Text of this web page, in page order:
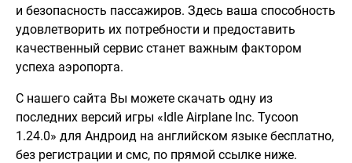
и безопасность пассажиров. Здесь ваша способность
удовлетворить их потребности и предоставить
качественный сервис станет важным фактором
успеха аэропорта.
С нашего сайта Вы можете скачать одну из
последних версий игры «Idle Airplane Inc. Tycoon
1.24.0» для Андроид на английском языке бесплатно,
без регистрации и смс, по прямой ссылке ниже.